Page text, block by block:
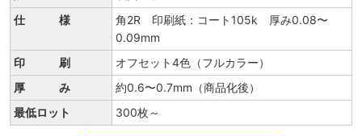
仕 様
角2R 印刷紙：コート105k 厚み0.08〜
0.09mm
印 刷
オフセット4色（フルカラー）
厚 み
約0.6〜0.7mm（商品化後）
最低ロット
300枚～